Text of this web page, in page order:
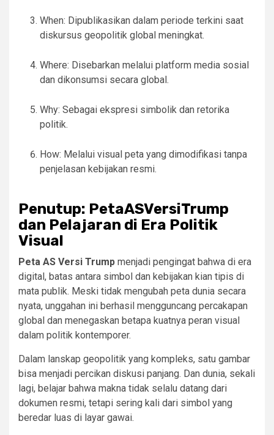
When: Dipublikasikan dalam periode terkini saat
diskursus geopolitik global meningkat.
Where: Disebarkan melalui platform media sosial
dan dikonsumsi secara global.
Why: Sebagai ekspresi simbolik dan retorika
politik.
How: Melalui visual peta yang dimodifikasi tanpa
penjelasan kebijakan resmi.
Penutup: PetaASVersiTrump
dan Pelajaran di Era Politik
Visual
Peta AS Versi Trump menjadi pengingat bahwa di era
digital, batas antara simbol dan kebijakan kian tipis di
mata publik. Meski tidak mengubah peta dunia secara
nyata, unggahan ini berhasil mengguncang percakapan
global dan menegaskan betapa kuatnya peran visual
dalam politik kontemporer.
Dalam lanskap geopolitik yang kompleks, satu gambar
bisa menjadi percikan diskusi panjang. Dan dunia, sekali
lagi, belajar bahwa makna tidak selalu datang dari
dokumen resmi, tetapi sering kali dari simbol yang
beredar luas di layar gawai.